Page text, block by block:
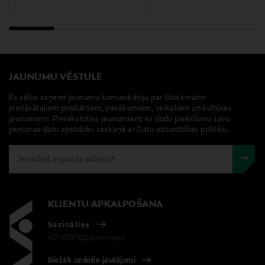
JAUNUMU VĒSTULE
Es vēlos saņemt jaunumu komunikāciju par Stockmann
piedāvātajiem produktiem, pasākumiem, veikaliem un kultūras
jaunumiem. Pierakstoties jaunumiem, es dodu piekrišanu savu
personas datu apstrādei saskaņā ar Datu aizsardzības politiku.
KLIENTU APKALPOŠANA
Sazināties
+371 67071222(pvm/mpm)
Biežāk uzdotie jautājumi